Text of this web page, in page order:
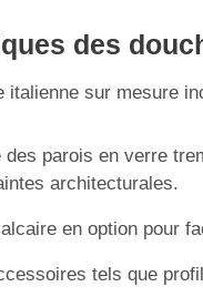
des
italienne sur mesure
des parois en verre
architecturales.
en option pour
tels que